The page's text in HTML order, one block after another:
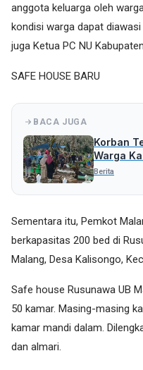
anggota keluarga oleh
kondisi warga dapat diawasi
juga Ketua PC NU
SAFE HOUSE BARU
BACA JUGA
Korban
Warga
Berita
Sementara itu, Pemkot
berkapasitas 200 bed di
Malang, Desa Kalisongo,
Safe house Rusunawa UB
50 kamar. Masing-masing
kamar mandi dalam.
dan almari.